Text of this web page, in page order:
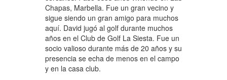
Chapas, Marbella. Fue un gran vecino y
sigue siendo un gran amigo para muchos
aquí. David jugó al golf durante muchos
años en el Club de Golf La Siesta. Fue un
socio valioso durante más de 20 años y su
presencia se echa de menos en el campo
y en la casa club.